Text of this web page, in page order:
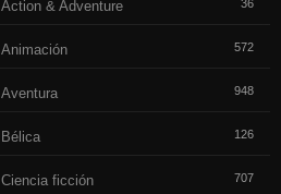
Action & Adventure 36
Animación 572
Aventura 948
Bélica 126
Ciencia ficción 707